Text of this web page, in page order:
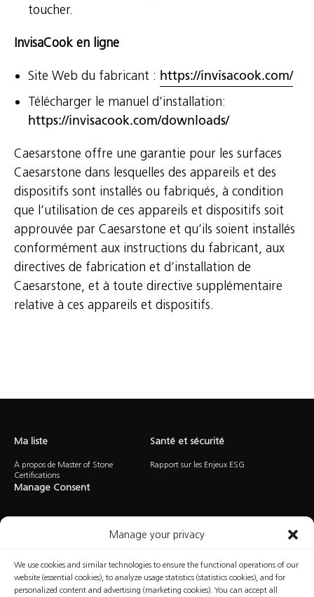
Manage your privacy
We use cookies and similar technologies to ensure the functional operations of our
website (essential cookies), to analyze usage statistics (statistics cookies), and for
personalized content and advertising (marketing cookies). You can accept all
toucher.
InvisaCook en ligne
Site Web du fabricant : https://invisacook.com/
Télécharger le manuel d’installation:
https://invisacook.com/downloads/
Caesarstone offre une garantie pour les surfaces
Caesarstone dans lesquelles des appareils et des
dispositifs sont installés ou fabriqués, à condition
que l’utilisation de ces appareils et dispositifs soit
approuvée par Caesarstone et qu’ils soient installés
conformément aux instructions du fabricant, aux
directives de fabrication et d’installation de
Caesarstone, et à toute directive supplémentaire
relative à ces appareils et dispositifs.
Ma liste
À propos de Master of Stone
Certifications
Santé et sécurité
Rapport sur les Enjeux ESG
Manage Consent
Politique de Politique d’utilisation Conditions Manage